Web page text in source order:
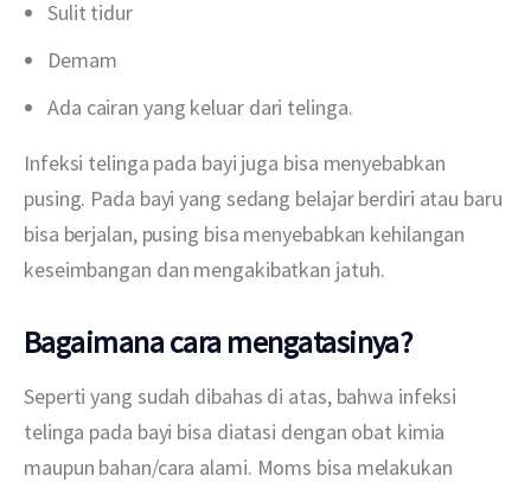
Sulit tidur
Demam
Ada cairan yang keluar dari telinga.
Infeksi telinga pada bayi juga bisa menyebabkan
pusing. Pada bayi yang sedang belajar berdiri atau baru
bisa berjalan, pusing bisa menyebabkan kehilangan
keseimbangan dan mengakibatkan jatuh.
Bagaimana cara mengatasinya?
Seperti yang sudah dibahas di atas, bahwa infeksi
telinga pada bayi bisa diatasi dengan obat kimia
maupun bahan/cara alami. Moms bisa melakukan